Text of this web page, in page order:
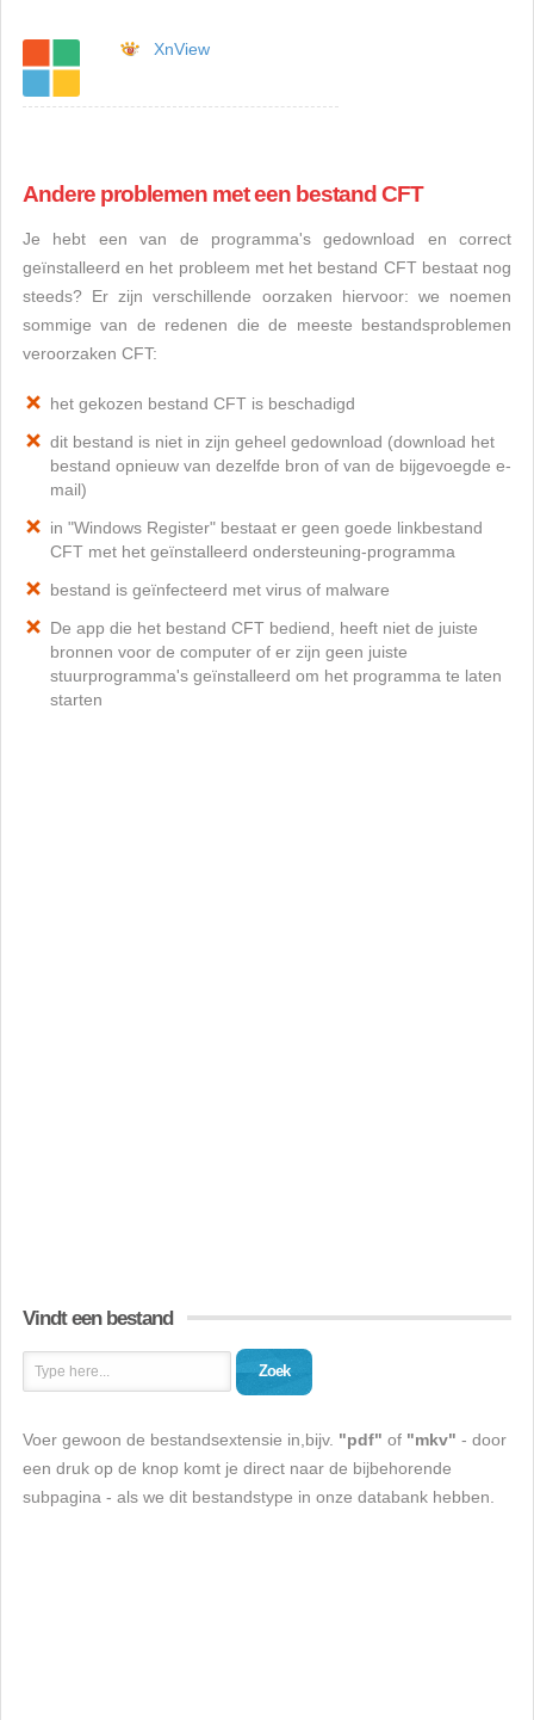
XnView
Andere problemen met een bestand CFT
Je hebt een van de programma's gedownload en correct
geïnstalleerd en het probleem met het bestand CFT bestaat nog
steeds? Er zijn verschillende oorzaken hiervoor: we noemen
sommige van de redenen die de meeste bestandsproblemen
veroorzaken CFT:
het gekozen bestand CFT is beschadigd
dit bestand is niet in zijn geheel gedownload (download het
bestand opnieuw van dezelfde bron of van de bijgevoegde e-
mail)
in "Windows Register" bestaat er geen goede linkbestand
CFT met het geïnstalleerd ondersteuning-programma
bestand is geïnfecteerd met virus of malware
De app die het bestand CFT bediend, heeft niet de juiste
bronnen voor de computer of er zijn geen juiste
stuurprogramma's geïnstalleerd om het programma te laten
starten
Vindt een bestand
Zoek
Voer gewoon de bestandsextensie in,bijv. "pdf" of "mkv" - door
een druk op de knop komt je direct naar de bijbehorende
subpagina - als we dit bestandstype in onze databank hebben.